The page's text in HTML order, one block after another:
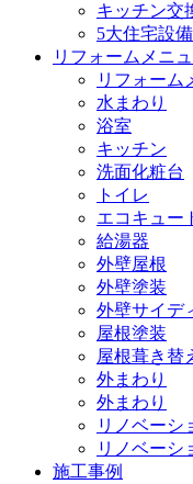
キッチン交
5大住宅設
リフォームメニ
リフォーム
水まわり
浴室
キッチン
洗面化粧台
トイレ
エコキュー
給湯器
外壁屋根
外壁塗装
外壁サイデ
屋根塗装
屋根葺き替
外まわり
外まわり
リノベーシ
リノベーシ
施工事例